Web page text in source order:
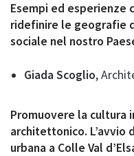
Esempi ed esperienze
ridefinire le geografie
sociale nel nostro
Giada Scoglio,
Promuovere la cultura
architettonico. L’avvio
urbana a Colle Val